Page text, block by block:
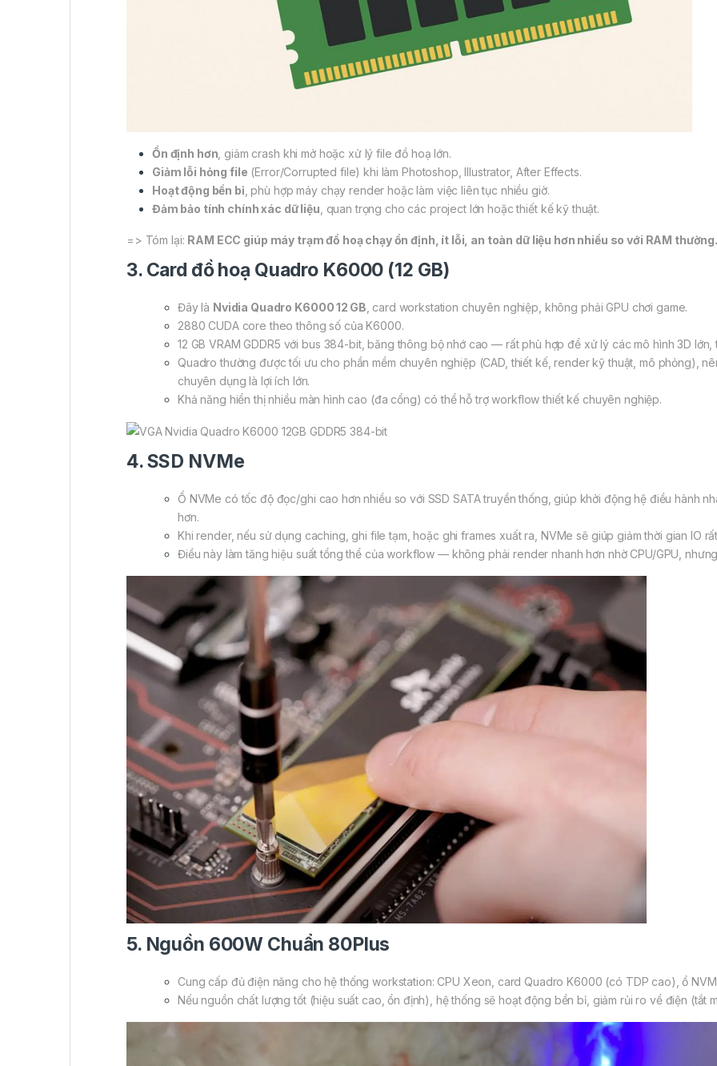
Ổn định hơn , giảm crash khi mở hoặc xử lý file đồ hoạ lớn.
Giảm lỗi hỏng file (Error/Corrupted file) khi làm Photoshop, Illustrator, After Effects.
Hoạt động bền bỉ , phù hợp máy chạy render hoặc làm việc liên tục nhiều giờ.
Đảm bảo tính chính xác dữ liệu , quan trọng cho các project lớn hoặc thiết kế kỹ thuật.
=> Tóm lại: RAM ECC giúp máy trạm đồ hoạ chạy ổn định, ít lỗi, an toàn dữ liệu hơn nhiều so với RAM
3. Card đồ hoạ Quadro K6000 (12 GB)
Đây là Nvidia Quadro K6000 12 GB , card workstation chuyên nghiệp, không phải GPU chơi game.
2880 CUDA core theo thông số của K6000.
12 GB VRAM GDDR5 với bus 384-bit, băng thông bộ nhớ cao — rất phù hợp để xử lý các mô hình 3D
Quadro thường được tối ưu cho phần mềm chuyên nghiệp (CAD, thiết kế, render kỹ thuật, mô phỏng),
chuyên dụng là lợi ích lớn.
Khả năng hiển thị nhiều màn hình cao (đa cổng) có thể hỗ trợ workflow thiết kế chuyên nghiệp.
4. SSD NVMe
Ổ NVMe có tốc độ đọc/ghi cao hơn nhiều so với SSD SATA truyền thống, giúp khởi động hệ điều hành
hơn.
Khi render, nếu sử dụng caching, ghi file tạm, hoặc ghi frames xuất ra, NVMe sẽ giúp giảm thời gian IO
Điều này làm tăng hiệu suất tổng thể của workflow — không phải render nhanh hơn nhờ CPU/GPU,
5. Nguồn 600W Chuẩn 80Plus
Cung cấp đủ điện năng cho hệ thống workstation: CPU Xeon, card Quadro K6000 (có TDP cao), ổ
Nếu nguồn chất lượng tốt (hiệu suất cao, ổn định), hệ thống sẽ hoạt động bền bỉ, giảm rủi ro về điện (tắt